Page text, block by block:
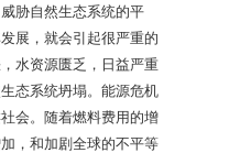
胁自然生态系统的平
展，就会引起很严重的
水资源匮乏，日益严重
态系统坍塌。能源危机
会。随着燃料费用的增
，和加剧全球的不平等